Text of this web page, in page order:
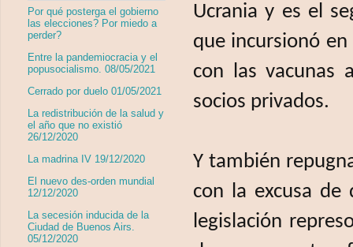
Ucrania y es el
que incursionó
con las vacunas
socios privados.
Y también
con la excusa
legislación
Por qué posterga el gobierno
las elecciones? Por miedo a
perder?
Entre la pandemiocracia y el
popusocialismo. 08/05/2021
Cerrado por duelo 01/05/2021
La redistribución de la salud y
el año que no existió
26/12/2020
La madrina IV 19/12/2020
El nuevo des-orden mundial
12/12/2020
La secesión inducida de la
Ciudad de Buenos Airs.
05/12/2020